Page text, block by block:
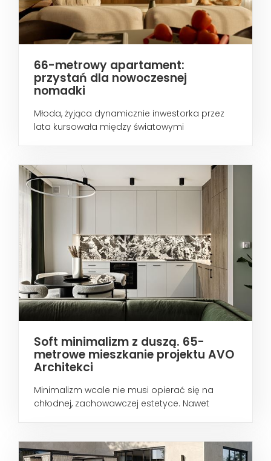
66-metrowy apartament:
przystań dla nowoczesnej
nomadki
Młoda, żyjąca dynamicznie inwestorka przez
lata kursowała między światowymi
Soft minimalizm z duszą. 65-
metrowe mieszkanie projektu AVO
Architekci
Minimalizm wcale nie musi opierać się na
chłodnej, zachowawczej estetyce. Nawet